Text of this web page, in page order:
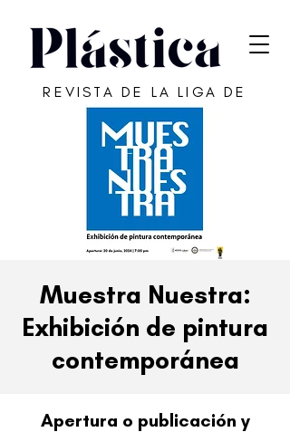
REVISTA DE LA LIGA DE
ARTE DE SAN JUAN
Muestra Nuestra:
Exhibición de pintura
contemporánea
Apertura o publicación y